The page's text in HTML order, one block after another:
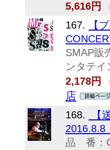
5,616円
167.
【
SMAP販
ンタテイ
2,178円
店
168.
【
2016.8.8
品 番：